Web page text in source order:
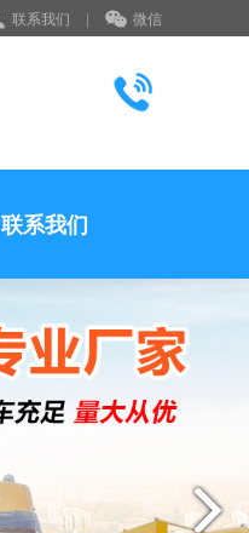
联系我们 | 微信
联系我们